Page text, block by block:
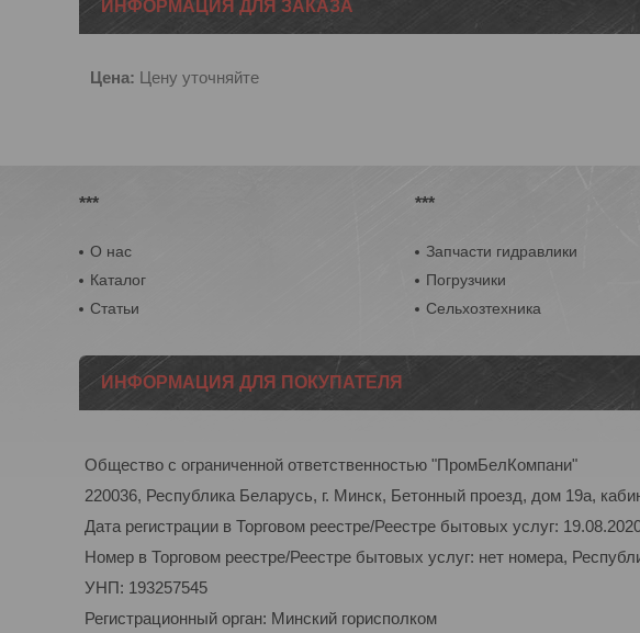
ИНФОРМАЦИЯ ДЛЯ ЗАКАЗА
Цена: Цену уточняйте
***
О нас
Каталог
Статьи
***
Запчасти гидравлики
Погрузчики
Сельхозтехника
ИНФОРМАЦИЯ ДЛЯ ПОКУПАТЕЛЯ
Общество с ограниченной ответственностью "ПромБелКомпани"
220036, Республика Беларусь, г. Минск, Бетонный проезд, дом 19а,
Дата регистрации в Торговом реестре/Реестре бытовых услуг:
Номер в Торговом реестре/Реестре бытовых услуг: нет номера,
УНП: 193257545
Регистрационный орган: Минский горисполком